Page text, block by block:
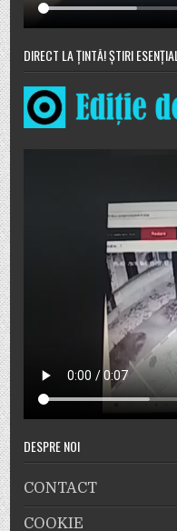
DIRECT LA ȚINTĂ! ȘTIRI
DESPRE NOI
CONTACT
COOKIE